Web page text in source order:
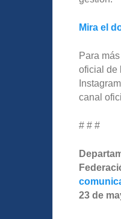
Mira el
Para
oficial de
canal
# # #
23 de